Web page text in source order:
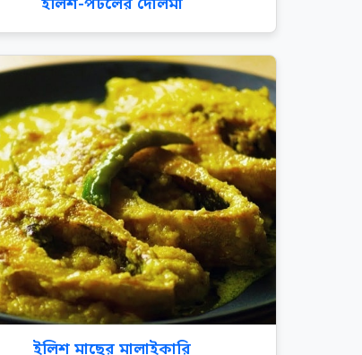
ইলিশ-পটলের দোলমা
ইলিশ মাছের মালাইকারি